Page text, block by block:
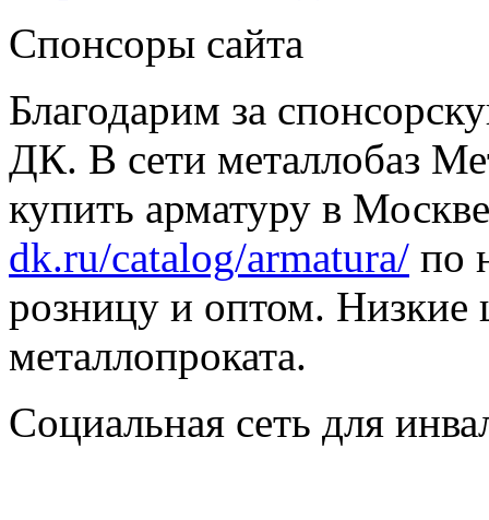
Спонсоры сайта
Благодарим за
ДК. В сети металлобаз
купить арматуру в
dk.ru/catalog/armatura/ по
розницу и оптом. Низкие
металлопроката.
Социальная сеть для